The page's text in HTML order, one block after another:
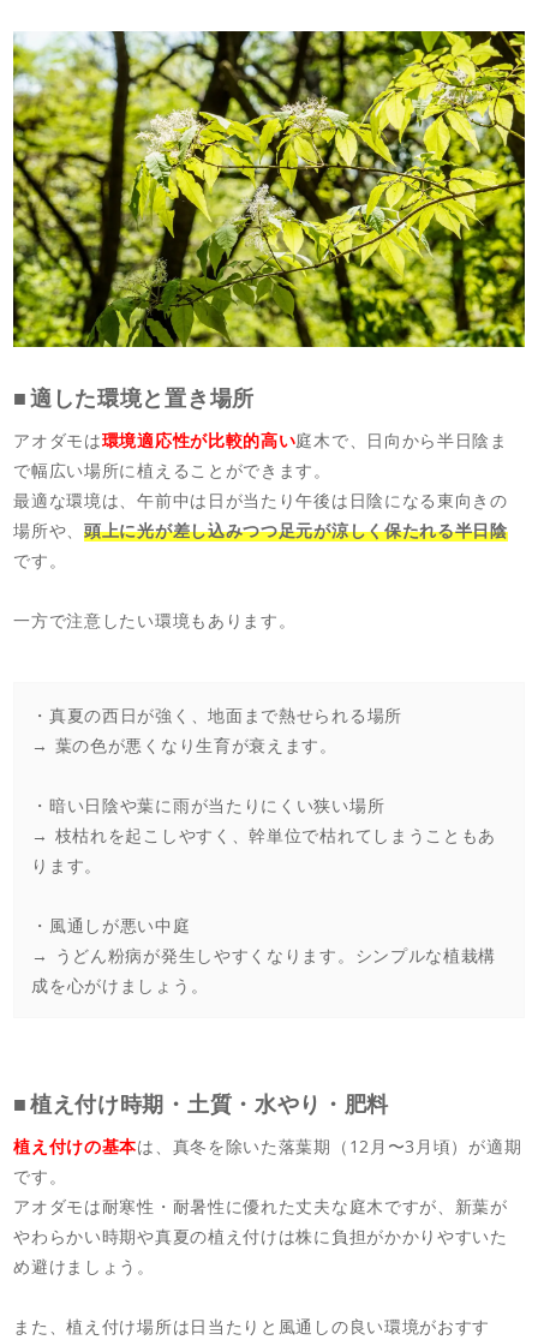
適した環境と置き場所
アオダモは環境適応性が比較的高い庭木で、日向から半日陰ま
で幅広い場所に植えることができます。
最適な環境は、午前中は日が当たり午後は日陰になる東向きの
場所や、頭上に光が差し込みつつ足元が涼しく保たれる半日陰
です。
一方で注意したい環境もあります。
・真夏の西日が強く、地面まで熱せられる場所
→ 葉の色が悪くなり生育が衰えます。
・暗い日陰や葉に雨が当たりにくい狭い場所
→ 枝枯れを起こしやすく、幹単位で枯れてしまうこともあ
ります。
・風通しが悪い中庭
→ うどん粉病が発生しやすくなります。シンプルな植栽構
成を心がけましょう。
植え付け時期・土質・水やり・肥料
植え付けの基本は、真冬を除いた落葉期（12月〜3月頃）が適期
です。
アオダモは耐寒性・耐暑性に優れた丈夫な庭木ですが、新葉が
やわらかい時期や真夏の植え付けは株に負担がかかりやすいた
め避けましょう。
また、植え付け場所は日当たりと風通しの良い環境がおすす